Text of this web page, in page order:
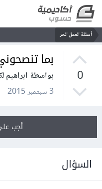
أسئلة العمل الحر
0
بما
بواسطة ابراهيم
3 سبتمبر 2015
أجب
السؤال